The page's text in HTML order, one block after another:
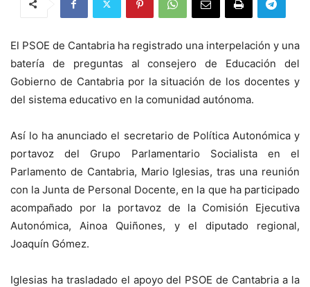
El PSOE de Cantabria ha registrado una interpelación y una
batería de preguntas al consejero de Educación del
Gobierno de Cantabria por la situación de los docentes y
del sistema educativo en la comunidad autónoma.
Así lo ha anunciado el secretario de Política Autonómica y
portavoz del Grupo Parlamentario Socialista en el
Parlamento de Cantabria, Mario Iglesias, tras una reunión
con la Junta de Personal Docente, en la que ha participado
acompañado por la portavoz de la Comisión Ejecutiva
Autonómica, Ainoa Quiñones, y el diputado regional,
Joaquín Gómez.
Iglesias ha trasladado el apoyo del PSOE de Cantabria a la